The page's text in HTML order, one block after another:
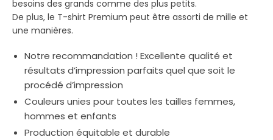
besoins des grands comme des plus petits.
De plus, le T-shirt Premium peut être assorti de mille et
une manières.
Notre recommandation ! Excellente qualité et
résultats d’impression parfaits quel que soit le
procédé d’impression
Couleurs unies pour toutes les tailles femmes,
hommes et enfants
Production équitable et durable